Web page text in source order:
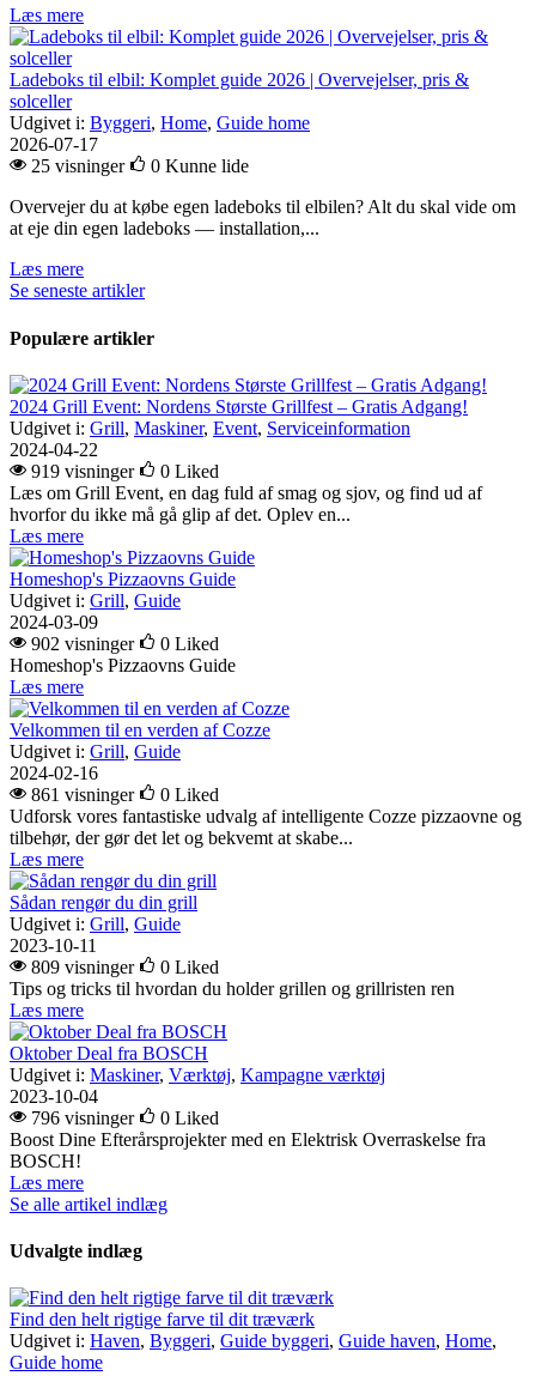
Læs mere
Ladeboks til elbil: Komplet guide 2026 | Overvejelser, pris &
solceller
Udgivet i: Byggeri, Home, Guide home
2026-07-17
25 visninger
0 Kunne lide
Overvejer du at købe egen ladeboks til elbilen? Alt du skal vide om
at eje din egen ladeboks — installation,...
Læs mere
Se seneste artikler
Populære artikler
2024 Grill Event: Nordens Største Grillfest – Gratis Adgang!
Udgivet i: Grill, Maskiner, Event, Serviceinformation
2024-04-22
919 visninger
0 Liked
Læs om Grill Event, en dag fuld af smag og sjov, og find ud af
hvorfor du ikke må gå glip af det. Oplev en...
Læs mere
Homeshop's Pizzaovns Guide
Udgivet i: Grill, Guide
2024-03-09
902 visninger
0 Liked
Homeshop's Pizzaovns Guide
Læs mere
Velkommen til en verden af Cozze
Udgivet i: Grill, Guide
2024-02-16
861 visninger
0 Liked
Udforsk vores fantastiske udvalg af intelligente Cozze pizzaovne og
tilbehør, der gør det let og bekvemt at skabe...
Læs mere
Sådan rengør du din grill
Udgivet i: Grill, Guide
2023-10-11
809 visninger
0 Liked
Tips og tricks til hvordan du holder grillen og grillristen ren
Læs mere
Oktober Deal fra BOSCH
Udgivet i: Maskiner, Værktøj, Kampagne værktøj
2023-10-04
796 visninger
0 Liked
Boost Dine Efterårsprojekter med en Elektrisk Overraskelse fra
BOSCH!
Læs mere
Se alle artikel indlæg
Udvalgte indlæg
Find den helt rigtige farve til dit træværk
Udgivet i: Haven, Byggeri, Guide byggeri, Guide haven, Home,
Guide home